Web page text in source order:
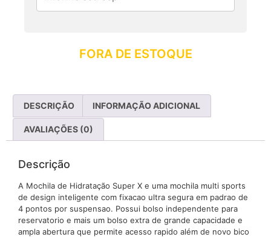
FORA DE ESTOQUE
DESCRIÇÃO INFORMAÇÃO ADICIONAL
AVALIAÇÕES (0)
Descrição
A Mochila de Hidratação Super X e uma mochila multi sports
de design inteligente com fixacao ultra segura em padrao de
4 pontos por suspensao. Possui bolso independente para
reservatorio e mais um bolso extra de grande capacidade e
ampla abertura que permite acesso rapido além de novo bico